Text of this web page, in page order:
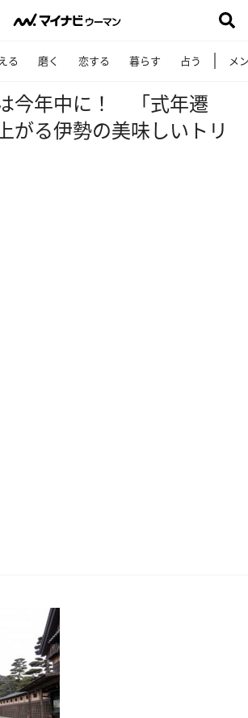
る 磨く 恋する 暮らす 占う メ
今年中に！ 「式年遷
がる伊勢の美味しいトリ